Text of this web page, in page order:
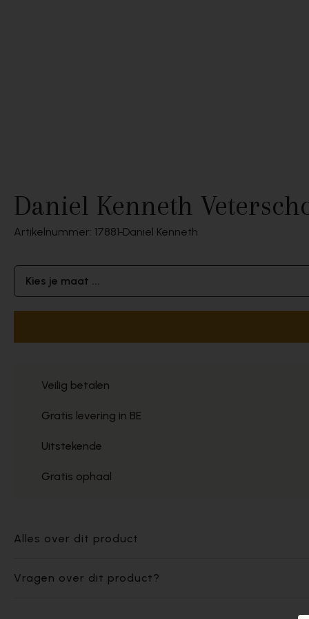
Daniel Kenneth
Artikelnummer: 17881 Daniel Kenneth
Kies je maat ...
Veilig betalen
Gratis levering in BE
Uitstekende
Gratis ophaal
Alles over dit product
Vragen over dit product?